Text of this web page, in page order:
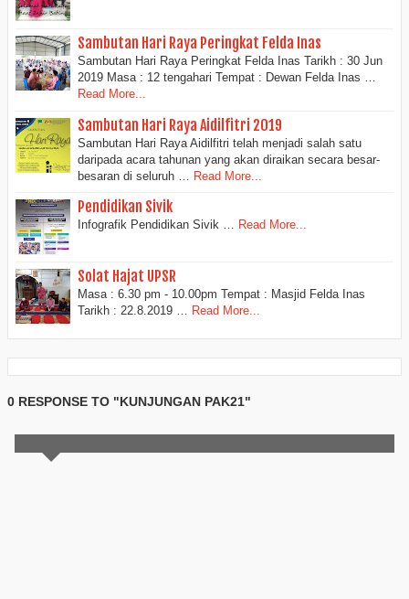
Sambutan Hari Raya Peringkat Felda Inas
Sambutan Hari Raya Peringkat Felda Inas Tarikh : 30 Jun
2019 Masa : 12 tengahari Tempat : Dewan Felda Inas …
Read More...
Sambutan Hari Raya Aidilfitri 2019
Sambutan Hari Raya Aidilfitri telah menjadi salah satu
daripada acara tahunan yang akan diraikan secara besar-
besaran di seluruh …
Read More...
Pendidikan Sivik
Infografik Pendidikan Sivik … Read More...
Solat Hajat UPSR
Masa : 6.30 pm - 10.00pm Tempat : Masjid Felda Inas
Tarikh : 22.8.2019 … Read More...
0 RESPONSE TO "KUNJUNGAN PAK21"